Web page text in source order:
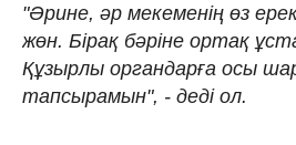
"Әрине, әр мекеменің өз
жөн. Бірақ бәріне ортақ
Құзырлы органдарға осы
тапсырамын", - деді ол.